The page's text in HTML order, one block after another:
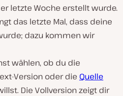
letzte Woche erstellt wurde.
das letzte Mal, dass deine
dazu kommen wir
wählen, ob du die
Version oder die Quelle
Die Vollversion zeigt dir